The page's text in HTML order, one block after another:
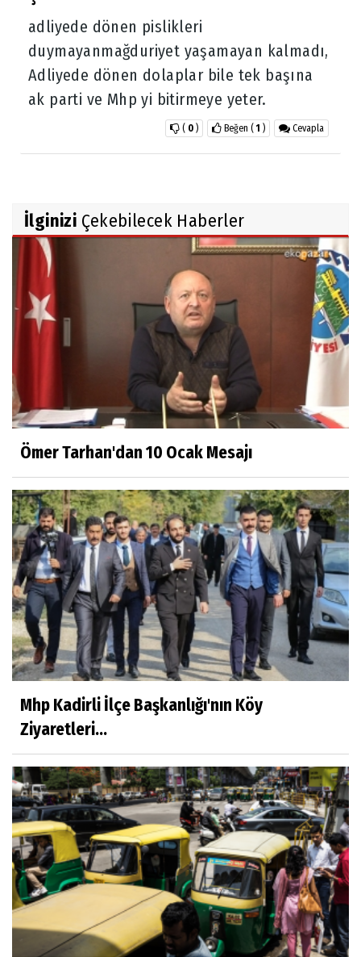
adliyede dönen pislikleri
duymayanmağduriyet yaşamayan kalmadı,
Adliyede dönen dolaplar bile tek başına
ak parti ve Mhp yi bitirmeye yeter.
Cevapla
Beğen ( 1 )
( 0 )
İlginizi Çekebilecek Haberler
Ömer Tarhan'dan 10 Ocak Mesajı
Mhp Kadirli İlçe Başkanlığı'nın Köy
Ziyaretleri...